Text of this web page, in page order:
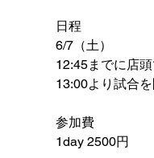
日程
6/7（土）
12:45までに店
13:00より試合を
参加費
1day 2500円